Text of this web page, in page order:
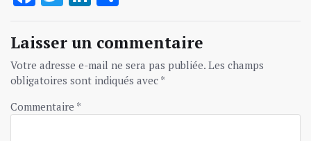
Laisser un commentaire
Votre adresse e-mail ne sera pas publiée. Les champs
obligatoires sont indiqués avec *
Commentaire *